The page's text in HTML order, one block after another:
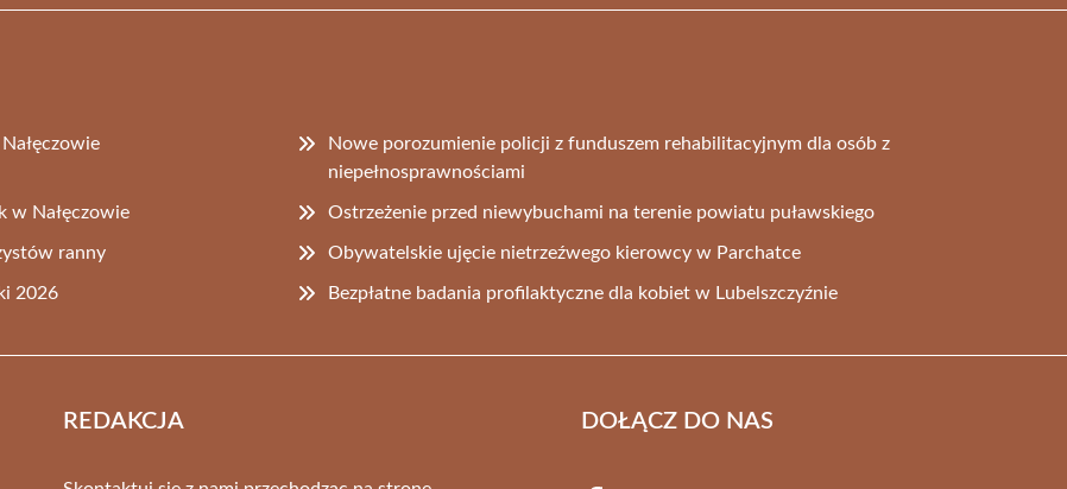
Nowe porozumienie policji z funduszem rehabilitacyjnym dla osób z
niepełnosprawnościami
w Nałęczowie Ostrzeżenie przed niewybuchami na terenie powiatu puławskiego
ranny Obywatelskie ujęcie nietrzeźwego kierowcy w Parchatce
2026 Bezpłatne badania profilaktyczne dla kobiet w Lubelszczyźnie
REDAKCJA DOŁĄCZ DO NAS